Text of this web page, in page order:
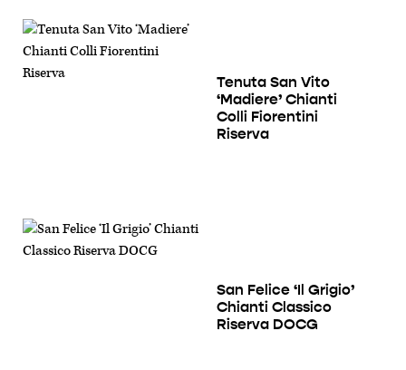
Tenuta San Vito
‘Madiere’ Chianti
Colli Fiorentini
Riserva
San Felice ‘Il Grigio’
Chianti Classico
Riserva DOCG